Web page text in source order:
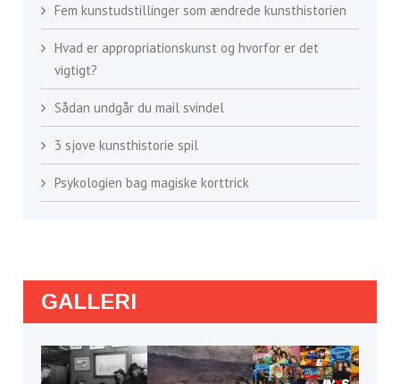
Fem kunstudstillinger som ændrede kunsthistorien
Hvad er appropriationskunst og hvorfor er det
vigtigt?
Sådan undgår du mail svindel
3 sjove kunsthistorie spil
Psykologien bag magiske korttrick
GALLERI